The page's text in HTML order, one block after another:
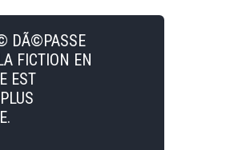
DÃ©PASSE
FICTION EN
EST